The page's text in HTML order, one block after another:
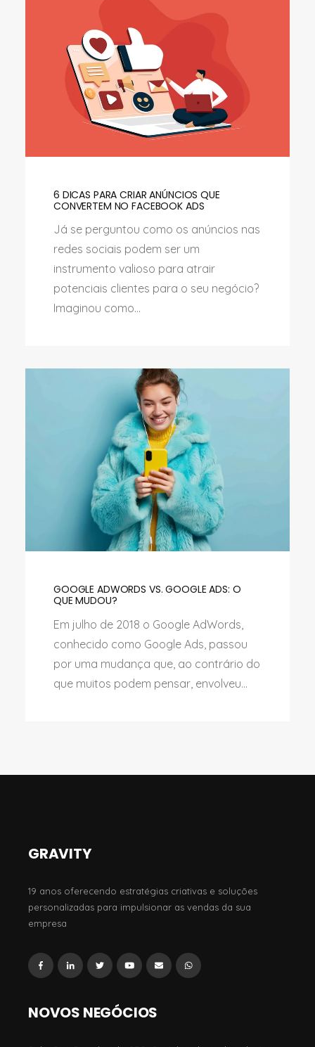
6 DICAS PARA CRIAR ANÚNCIOS QUE
CONVERTEM NO FACEBOOK ADS
Já se perguntou como os anúncios nas
redes sociais podem ser um
instrumento valioso para atrair
potenciais clientes para o seu negócio?
Imaginou como...
GOOGLE ADWORDS VS. GOOGLE ADS: O
QUE MUDOU?
Em julho de 2018 o Google AdWords,
conhecido como Google Ads, passou
por uma mudança que, ao contrário do
que muitos podem pensar, envolveu...
GRAVITY
19 anos oferecendo estratégias criativas e soluções
personalizadas para impulsionar as vendas da sua
empresa
NOVOS NEGÓCIOS